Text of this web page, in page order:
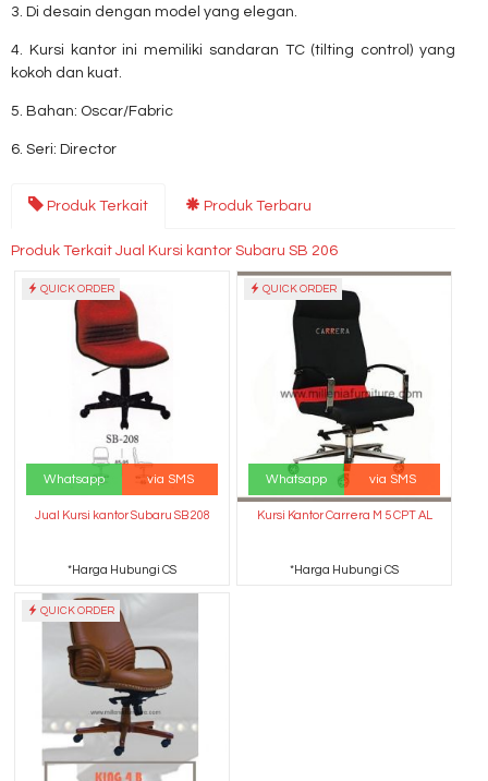
3. Di desain dengan model yang elegan.
4. Kursi kantor ini memiliki sandaran TC (tilting control) yang
kokoh dan kuat.
5. Bahan: Oscar/Fabric
6. Seri: Director
Produk Terkait Produk Terbaru
Produk Terkait Jual Kursi kantor Subaru SB 206
QUICK ORDER
Whatsapp via SMS
Jual Kursi kantor Subaru SB 208
*Harga Hubungi CS
QUICK ORDER
Whatsapp via SMS
Kursi Kantor Carrera M 5 CPT AL
*Harga Hubungi CS
QUICK ORDER